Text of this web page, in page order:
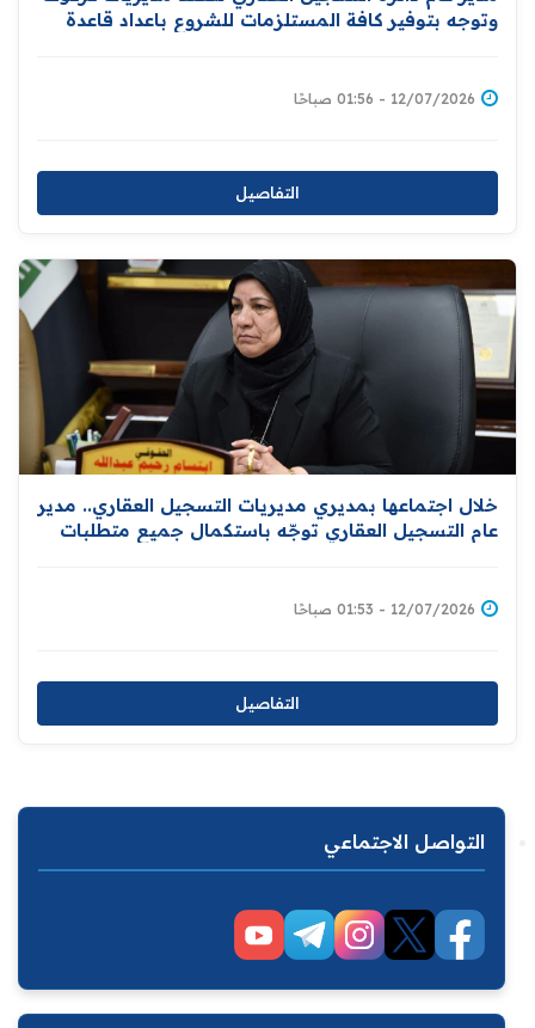
وتوجه بتوفير كافة المستلزمات للشروع باعداد قاعدة
12/07/2026 - 01:56 صباحًا
التفاصيل
خلال اجتماعها بمديري مديريات التسجيل العقاري.. مدير
عام التسجيل العقاري توجّه باستكمال جميع متطلبات
12/07/2026 - 01:53 صباحًا
التفاصيل
التواصل الاجتماعي